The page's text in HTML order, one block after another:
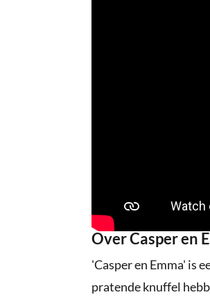
Over Casper en
'Casper en Emma' is
pratende knuffel